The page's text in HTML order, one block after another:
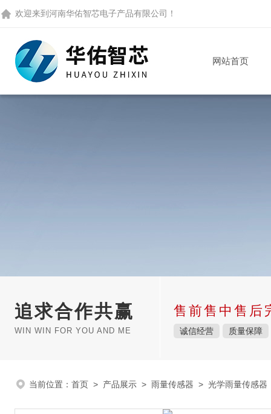
欢迎来到 河南华佑智芯电子产品有限公司 ！
网站首页
追求合作共赢
WIN WIN FOR YOU AND ME
售前售中售后
诚信经营 质量保障
当前位置： 首页 > 产品展示 > 雨量传感器 > 光学雨量传感器